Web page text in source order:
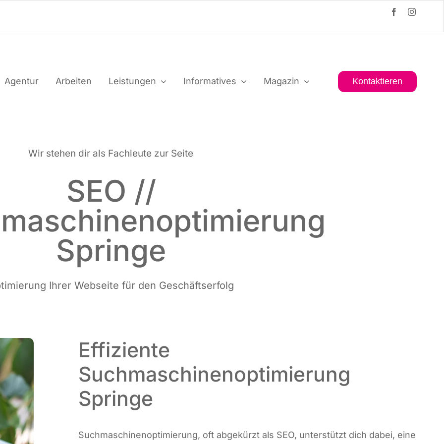
Agen­tur Arbei­ten Leis­tun­gen Infor­ma­ti­ves Maga­zin Kon­tak­tie­ren
Wir ste­hen dir als Fach­leu­te zur Seite
SEO //
Springe
Ihrer Web­sei­te für den Geschäftserfolg
Effiziente
Suchmaschinenoptimierung
Springe
Such­ma­schi­nen­op­ti­mie­rung, oft abge­kürzt als SEO, unter­stützt dich dabei, eine